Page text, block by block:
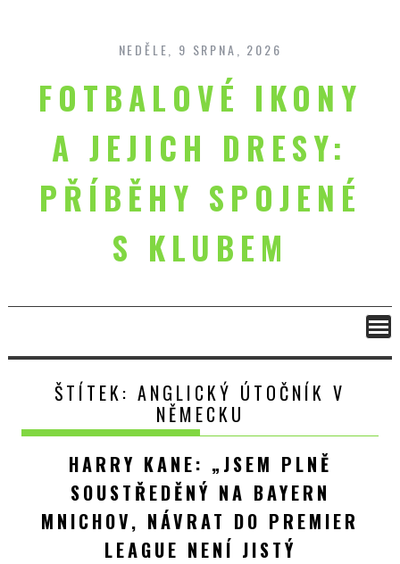
content
NEDĚLE, 9 SRPNA, 2026
FOTBALOVÉ IKONY
A JEJICH DRESY:
PŘÍBĚHY SPOJENÉ
S KLUBEM
ŠTÍTEK: ANGLICKÝ ÚTOČNÍK V
NĚMECKU
HARRY KANE: „JSEM PLNĚ
SOUSTŘEDĚNÝ NA BAYERN
MNICHOV, NÁVRAT DO PREMIER
LEAGUE NENÍ JISTÝ